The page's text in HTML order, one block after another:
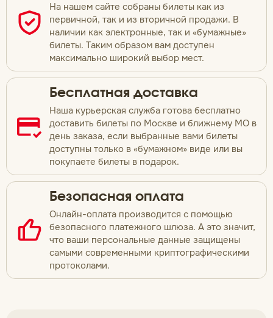
На нашем сайте собраны билеты как из
первичной, так и из вторичной продажи. В
наличии как электронные, так и «бумажные»
билеты. Таким образом вам доступен
максимально широкий выбор мест.
Бесплатная доставка
Наша курьерская служба готова бесплатно
доставить билеты по Москве и ближнему МО в
день заказа, если выбранные вами билеты
доступны только в «бумажном» виде или вы
покупаете билеты в подарок.
Безопасная оплата
Онлайн-оплата производится с помощью
безопасного платежного шлюза. А это значит,
что ваши персональные данные защищены
самыми современными криптографическими
протоколами.